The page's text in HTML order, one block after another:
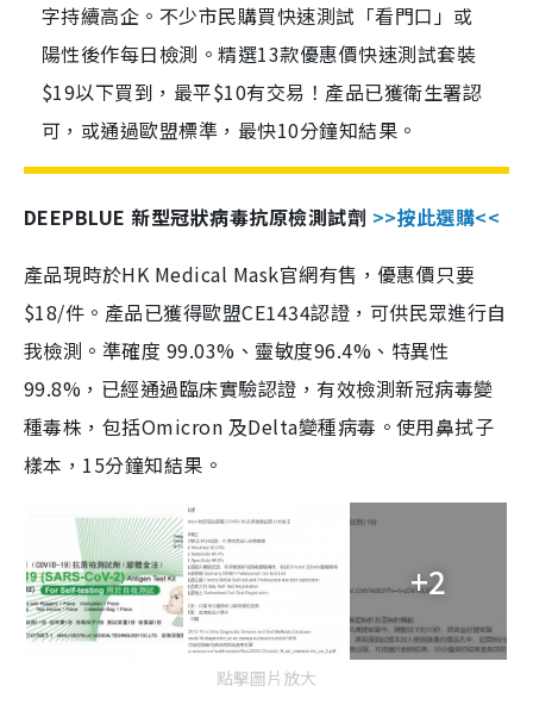
字持續高企。不少市民購買快速測試「看門口」或
陽性後作每日檢測。精選13款優惠價快速測試套裝
$19以下買到，最平$10有交易！產品已獲衛生署認
可，或通過歐盟標準，最快10分鐘知結果。
DEEPBLUE 新型冠狀病毒抗原檢測試劑 >>按此選購<<
產品現時於HK Medical Mask官網有售，優惠價只要
$18/件。產品已獲得歐盟CE1434認證，可供民眾進行自
我檢測。準確度 99.03%、靈敏度96.4%、特異性
99.8%，已經通過臨床實驗認證，有效檢測新冠病毒變
種毒株，包括Omicron 及Delta變種病毒。使用鼻拭子
樣本，15分鐘知結果。
+2
點擊圖片放大